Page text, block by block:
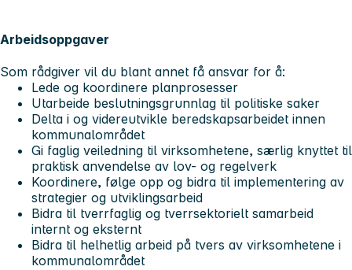
Arbeidsoppgaver
Som rådgiver vil du blant annet få ansvar for å:
Lede og koordinere planprosesser
Utarbeide beslutningsgrunnlag til politiske saker
Delta i og videreutvikle beredskapsarbeidet innen
kommunalområdet
Gi faglig veiledning til virksomhetene, særlig knyttet til
praktisk anvendelse av lov- og regelverk
Koordinere, følge opp og bidra til implementering av
strategier og utviklingsarbeid
Bidra til tverrfaglig og tverrsektorielt samarbeid
internt og eksternt
Bidra til helhetlig arbeid på tvers av virksomhetene i
kommunalområdet